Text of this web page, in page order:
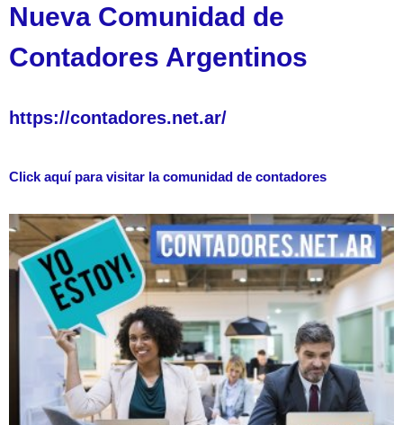
Nueva Comunidad de
Contadores Argentinos
https://contadores.net.ar/
Click aquí para visitar la comunidad de contadores